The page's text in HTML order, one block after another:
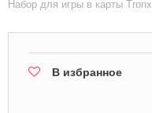
Набор для игры в карты Tronx
В избранное